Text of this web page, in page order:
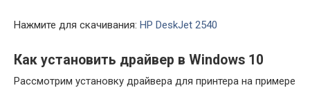
Нажмите для скачивания: HP DeskJet 2540
Как установить драйвер в Windows 10
Рассмотрим установку драйвера для принтера на примере